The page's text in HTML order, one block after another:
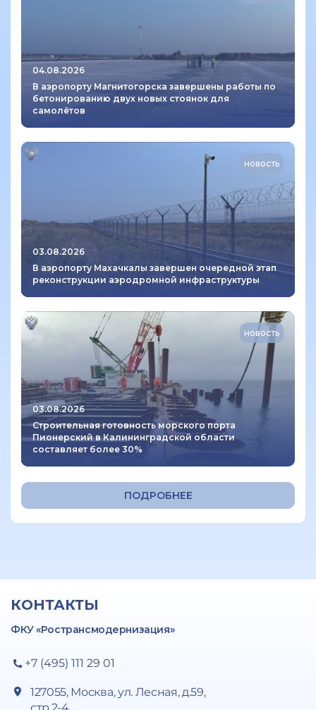
04.08.2026
В аэропорту Магнитогорска завершены работы по
бетонированию двух новых стоянок для
самолётов
новость
03.08.2026
В аэропорту Махачкалы завершен очередной этап
реконструкции аэродромной инфраструктуры
новость
03.08.2026
Строительная готовность морского порта
Пионерский в Калининградской области
составляет более 30%
ПОДРОБНЕЕ
КОНТАКТЫ
ФКУ «Ространсмодернизация»
+7 (495) 111 29 01
127055, Москва, ул. Лесная, д.59,